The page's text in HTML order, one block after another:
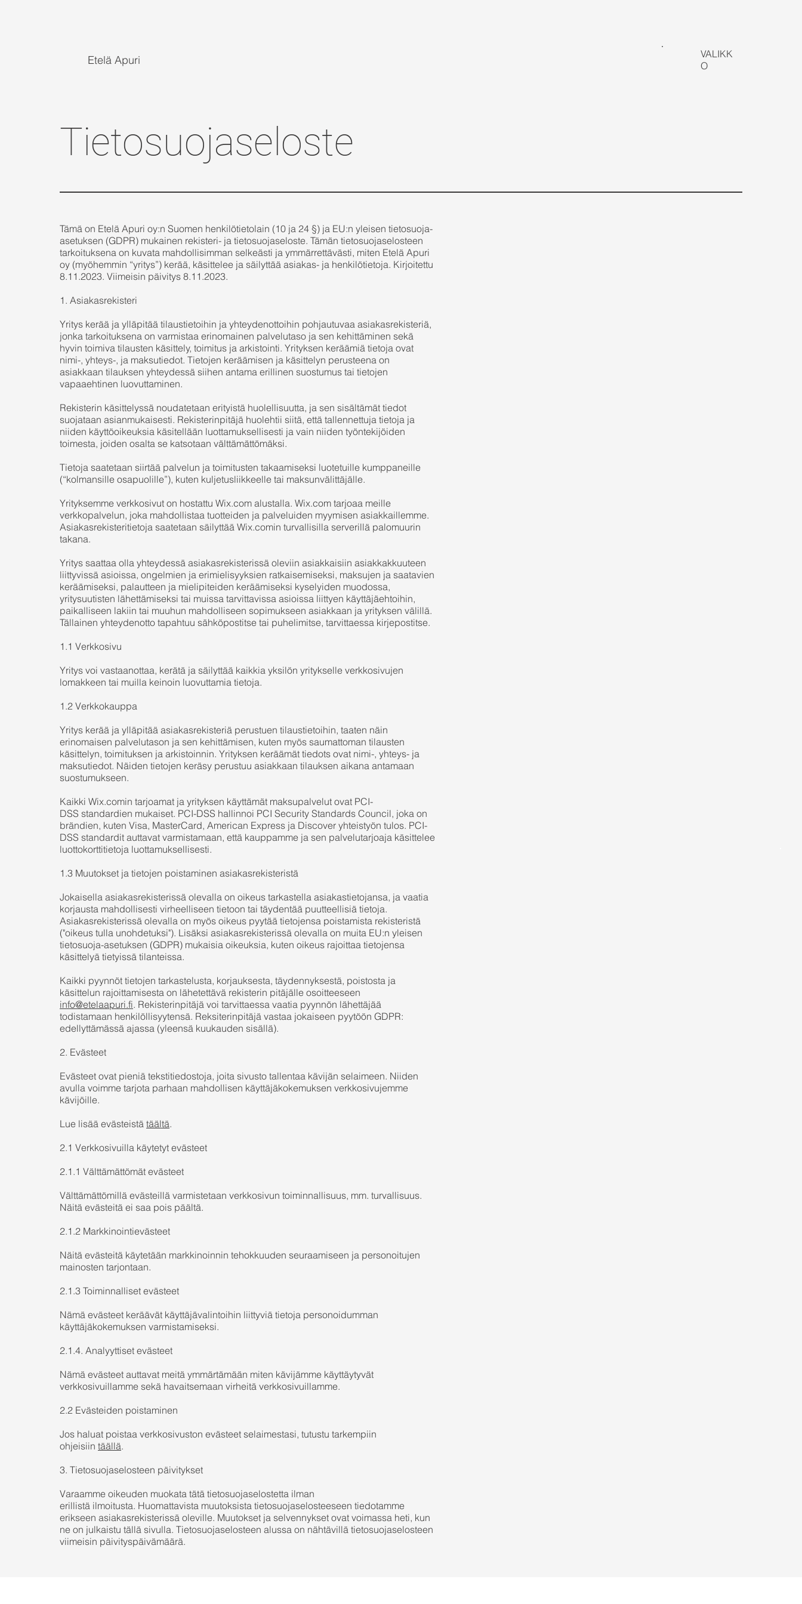
VALIKK
O
Etelä Apuri
Tämä on Etelä Apuri oy:n Suomen henkilötietolain (10 ja 24 §) ja EU:n yleisen tietosuoja-
asetuksen (GDPR) mukainen rekisteri- ja tietosuojaseloste. Tämän tietosuojaselosteen
tarkoituksena on kuvata mahdollisimman selkeästi ja ymmärrettävästi, miten Etelä Apuri
oy (myöhemmin “yritys”) kerää, käsittelee ja säilyttää asiakas- ja henkilötietoja. Kirjoitettu
8.11.2023. Viimeisin päivitys 8.11.2023.
1. Asiakasrekisteri
Yritys kerää ja ylläpitää tilaustietoihin ja yhteydenottoihin pohjautuvaa asiakasrekisteriä,
jonka tarkoituksena on varmistaa erinomainen palvelutaso ja sen kehittäminen sekä
hyvin toimiva tilausten käsittely, toimitus ja arkistointi. Yrityksen keräämiä tietoja ovat
nimi-, yhteys-, ja maksutiedot. Tietojen keräämisen ja käsittelyn perusteena on
asiakkaan tilauksen yhteydessä siihen antama erillinen suostumus tai tietojen
vapaaehtinen luovuttaminen.
Rekisterin käsittelyssä noudatetaan erityistä huolellisuutta, ja sen sisältämät tiedot
suojataan asianmukaisesti. Rekisterinpitäjä huolehtii siitä, että tallennettuja tietoja ja
niiden käyttöoikeuksia käsitellään luottamuksellisesti ja vain niiden työntekijöiden
toimesta, joiden osalta se katsotaan välttämättömäksi.
Tietoja saatetaan siirtää palvelun ja toimitusten takaamiseksi luotetuille kumppaneille
(“kolmansille osapuolille”), kuten kuljetusliikkeelle tai maksunvälittäjälle.
Yrityksemme verkkosivut on hostattu Wix.com alustalla. Wix.com tarjoaa meille
verkkopalvelun, joka mahdollistaa tuotteiden ja palveluiden myymisen asiakkaillemme.
Asiakasrekisteritietoja saatetaan säilyttää Wix.comin turvallisilla serverillä palomuurin
takana.
Yritys saattaa olla yhteydessä asiakasrekisterissä oleviin asiakkaisiin asiakkakkuuteen
liittyvissä asioissa, ongelmien ja erimielisyyksien ratkaisemiseksi, maksujen ja saatavien
keräämiseksi, palautteen ja mielipiteiden keräämiseksi kyselyiden muodossa,
yritysuutisten lähettämiseksi tai muissa tarvittavissa asioissa liittyen käyttäjäehtoihin,
paikalliseen lakiin tai muuhun mahdolliseen sopimukseen asiakkaan ja yrityksen välillä.
Tällainen yhteydenotto tapahtuu sähköpostitse tai puhelimitse, tarvittaessa kirjepostitse.​
1.1 Verkkosivu
Yritys voi vastaanottaa, kerätä ja säilyttää kaikkia yksilön yritykselle verkkosivujen
lomakkeen tai muilla keinoin luovuttamia tietoja.
1.2 Verkkokauppa
Yritys kerää ja ylläpitää asiakasrekisteriä perustuen tilaustietoihin, taaten näin
erinomaisen palvelutason ja sen kehittämisen, kuten myös saumattoman tilausten
käsittelyn, toimituksen ja arkistoinnin. Yrityksen keräämät tiedots ovat nimi-, yhteys- ja
maksutiedot. Näiden tietojen keräsy perustuu asiakkaan tilauksen aikana antamaan
suostumukseen.
Kaikki Wix.comin tarjoamat ja yrityksen käyttämät maksupalvelut ovat PCI-
DSS standardien mukaiset. PCI-DSS hallinnoi PCI Security Standards Council, joka on
brändien, kuten Visa, MasterCard, American Express ja Discover yhteistyön tulos. PCI-
DSS standardit auttavat varmistamaan, että kauppamme ja sen palvelutarjoaja käsittelee
luottokorttitietoja luottamuksellisesti.
1.3 Muutokset ja tietojen poistaminen asiakasrekisteristä
Jokaisella asiakasrekisterissä olevalla on oikeus tarkastella asiakastietojansa, ja vaatia
korjausta mahdollisesti virheelliseen tietoon tai täydentää puutteellisiä tietoja.
Asiakasrekisterissä olevalla on myös oikeus pyytää tietojensa poistamista rekisteristä
("oikeus tulla unohdetuksi"). Lisäksi asiakasrekisterissä olevalla on muita EU:n yleisen
tietosuoja-asetuksen (GDPR) mukaisia oikeuksia, kuten oikeus rajoittaa tietojensa
käsittelyä tietyissä tilanteissa.
Kaikki pyynnöt tietojen tarkastelusta, korjauksesta, täydennyksestä, poistosta ja
käsittelun rajoittamisesta on lähetettävä rekisterin pitäjälle osoitteeseen
info@etelaapuri.fi. Rekisterinpitäjä voi tarvittaessa vaatia pyynnön lähettäjää
todistamaan henkilöllisyytensä. Reksiterinpitäjä vastaa jokaiseen pyytöön GDPR:
edellyttämässä ajassa (yleensä kuukauden sisällä).
2. Evästeet
Evästeet ovat pieniä tekstitiedostoja, joita sivusto tallentaa kävijän selaimeen. Niiden
avulla voimme tarjota parhaan mahdollisen käyttäjäkokemuksen verkkosivujemme
kävijöille.
Lue lisää evästeistä täältä.
2.1 Verkkosivuilla käytetyt evästeet
2.1.1 Välttämättömät evästeet
Välttämättömillä evästeillä varmistetaan verkkosivun toiminnallisuus, mm. turvallisuus.
Näitä evästeitä ei saa pois päältä.
2.1.2 Markkinointievästeet
Näitä evästeitä käytetään markkinoinnin tehokkuuden seuraamiseen ja personoitujen
mainosten tarjontaan.
2.1.3 Toiminnalliset evästeet
Nämä evästeet keräävät käyttäjävalintoihin liittyviä tietoja personoidumman
käyttäjäkokemuksen varmistamiseksi.
2.1.4. Analyyttiset evästeet
Nämä evästeet auttavat meitä ymmärtämään miten kävijämme käyttäytyvät
verkkosivuillamme sekä havaitsemaan virheitä verkkosivuillamme.​​
2.2 Evästeiden poistaminen
Jos haluat poistaa verkkosivuston evästeet selaimestasi, tutustu tarkempiin
ohjeisiin täällä.
3. Tietosuojaselosteen päivitykset
Varaamme oikeuden muokata tätä tietosuojaselostetta ilman
erillistä ilmoitusta. Huomattavista muutoksista tietosuojaselosteeseen tiedotamme
erikseen asiakasrekisterissä oleville. Muutokset ja selvennykset ovat voimassa heti, kun
ne on julkaistu tällä sivulla. Tietosuojaselosteen alussa on nähtävillä tietosuojaselosteen
viimeisin päivityspäivämäärä.
Tietosuojaseloste